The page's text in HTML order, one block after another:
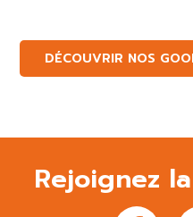
DÉCOUVRIR NOS
Rejoignez